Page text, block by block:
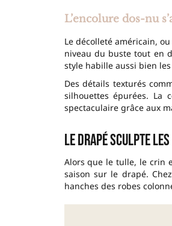
L’encolure dos-nu
Le décolleté américain,
niveau du buste tout en
style habille aussi bien
Des détails texturés
silhouettes épurées. La
spectaculaire grâce aux
Le drapé sculpte
Alors que le tulle, le crin
saison sur le drapé. Chez
hanches des robes